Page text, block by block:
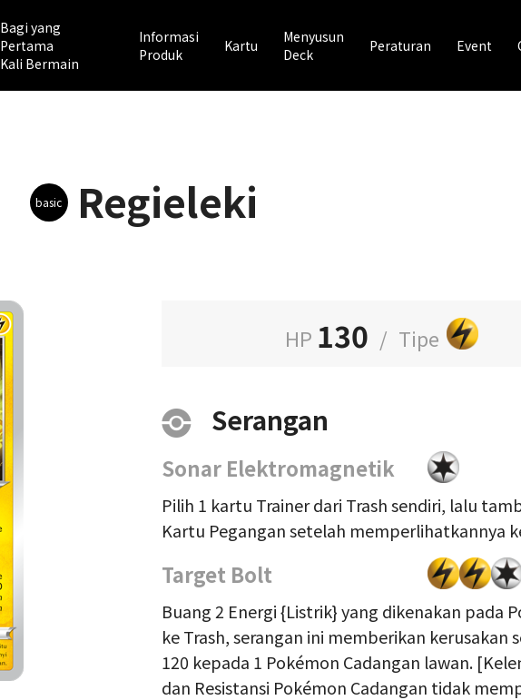
Bagi yang
Pertama
Kali Bermain
Informasi
Produk
Kartu
Menyusun
Deck
Peraturan Event
basic Regieleki
HP 130 / Tipe
Serangan
Sonar Elektromagnetik
Pilih 1 kartu Trainer dari Trash sendiri, lalu
Kartu Pegangan setelah memperlihatkannya
Target Bolt
Buang 2 Energi {Listrik} yang dikenakan pada
ke Trash, serangan ini memberikan kerusakan
120 kepada 1 Pokémon Cadangan lawan.
dan Resistansi Pokémon Cadangan tidak